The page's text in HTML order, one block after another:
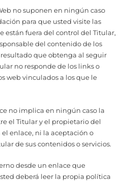
no suponen en ningún caso
para que usted visite las
están fuera del control del Titular,
del contenido de los
que obtenga al seguir
no responde de los links o
web vinculados a los que le
no implica en ningún caso la
el Titular y el propietario del
enlace, ni la aceptación o
de sus contenidos o servicios.
desde un enlace que
deberá leer la propia política